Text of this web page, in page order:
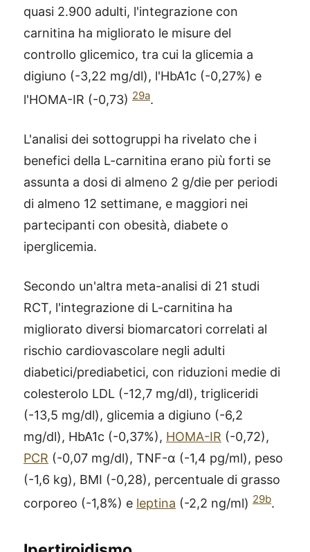
quasi 2.900 adulti, l'integrazione con
carnitina ha migliorato le misure del
controllo glicemico, tra cui la glicemia a
digiuno (-3,22 mg/dl), l'HbA1c (-0,27%) e
l'HOMA-IR (-0,73) 29a.
L'analisi dei sottogruppi ha rivelato che i
benefici della L-carnitina erano più forti se
assunta a dosi di almeno 2 g/die per periodi
di almeno 12 settimane, e maggiori nei
partecipanti con obesità, diabete o
iperglicemia.
Secondo un'altra meta-analisi di 21 studi
RCT, l'integrazione di L-carnitina ha
migliorato diversi biomarcatori correlati al
rischio cardiovascolare negli adulti
diabetici/prediabetici, con riduzioni medie di
colesterolo LDL (-12,7 mg/dl), trigliceridi
(-13,5 mg/dl), glicemia a digiuno (-6,2
mg/dl), HbA1c (-0,37%), HOMA-IR (-0,72),
PCR (-0,07 mg/dl), TNF-α (-1,4 pg/ml), peso
(-1,6 kg), BMI (-0,28), percentuale di grasso
corporeo (-1,8%) e leptina (-2,2 ng/ml) 29b.
®